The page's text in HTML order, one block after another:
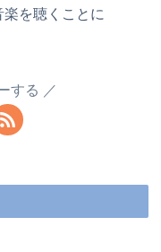
を聴くことに
する